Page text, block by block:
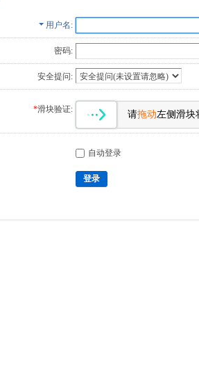
用户名
密码:
安全提问:
*滑块验证: 请拖动左侧滑块
自动登录
登录